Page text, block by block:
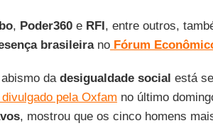
, Poder360e RFI, entre outros,
brasileirano Fórum
dadesigualdade social está
pela Oxfam no último
, mostrou que os cinco homens